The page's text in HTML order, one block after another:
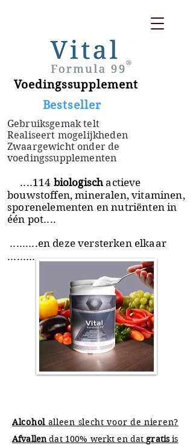
Voedingssupplement
​ Bestseller
Gebruiksgemak telt
Realiseert mogelijkheden
Zwaargewicht onder de
voedingssupplementen
....114 biologischactieve
bouwstoffen, mineralen, vitaminen,
sporenelementen en nutriënten in
één pot....
.........en deze versterken elkaar
.........
Alcoholalleen slecht voor de nieren?
Afvallendat 100% werkt en dat gratisis